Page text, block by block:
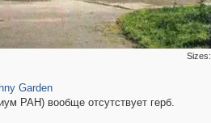
Sizes:
Garden
РАН) вообще отсутствует герб.